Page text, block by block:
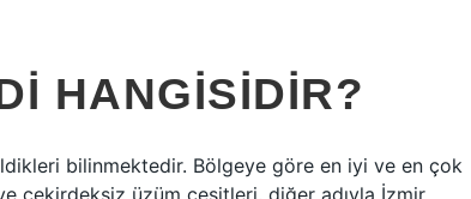
HANGISIDIR?
bilinmektedir. Bölgeye göre en iyi ve en çok
çekirdeksiz üzüm çeşitleri, diğer adıyla İzmir